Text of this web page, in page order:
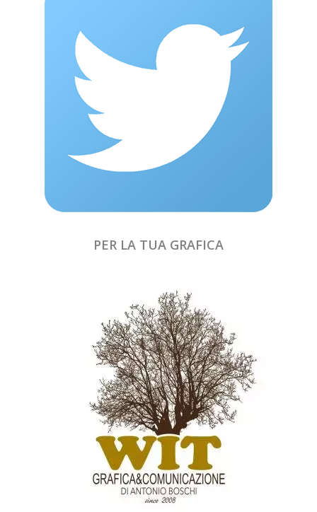
PER LA TUA GRAFICA